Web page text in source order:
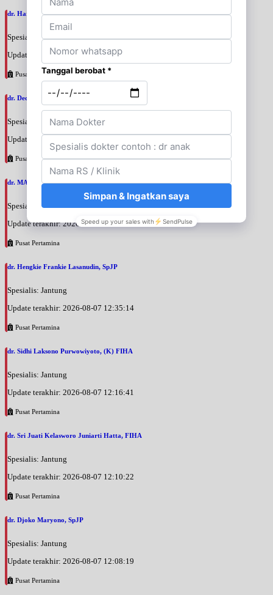
dr. Hary Sakti Mulyawan, SpJP
Spesialis: Jantung
Update terakhir: 2026-08-07 12:42:07
Pusat Pertamina
dr. Deddy Hermawan, SpJP
Spesialis: Jantung
Update terakhir: 2026-08-07 12:39:27
Pusat Pertamina
dr. MAYA MUNIGAR APANDI, SpJP
Spesialis: Jantung
Update terakhir: 2026-08-07 12:36:52
Pusat Pertamina
dr. Hengkie Frankie Lasanudin, SpJP
Spesialis: Jantung
Update terakhir: 2026-08-07 12:35:14
Pusat Pertamina
dr. Sidhi Laksono Purwowiyoto, (K) FIHA
Spesialis: Jantung
Update terakhir: 2026-08-07 12:16:41
Pusat Pertamina
dr. Sri Juati Kelasworo Juniarti Hatta, FIHA
Spesialis: Jantung
Update terakhir: 2026-08-07 12:10:22
Pusat Pertamina
dr. Djoko Maryono, SpJP
Spesialis: Jantung
Update terakhir: 2026-08-07 12:08:19
Pusat Pertamina